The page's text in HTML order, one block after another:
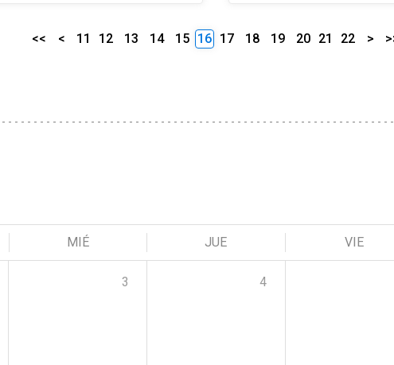
<< < 11 12 13 14 15 16 17 18 19 20 21 22 >
MIÉ JUE VIE
3 4